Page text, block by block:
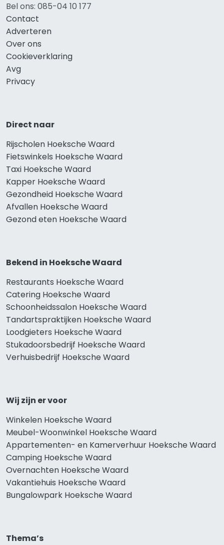
Bel ons: 085-04 10 177
Contact
Adverteren
Over ons
Cookieverklaring
Avg
Privacy
Direct naar
Rijscholen Hoeksche Waard
Fietswinkels Hoeksche Waard
Taxi Hoeksche Waard
Kapper Hoeksche Waard
Gezondheid Hoeksche Waard
Afvallen Hoeksche Waard
Gezond eten Hoeksche Waard
Bekend in Hoeksche Waard
Restaurants Hoeksche Waard
Catering Hoeksche Waard
Schoonheidssalon Hoeksche Waard
Tandartspraktijken Hoeksche Waard
Loodgieters Hoeksche Waard
Stukadoorsbedrijf Hoeksche Waard
Verhuisbedrijf Hoeksche Waard
Wij zijn er voor
Winkelen Hoeksche Waard
Meubel-Woonwinkel Hoeksche Waard
Appartementen- en Kamerverhuur Hoeksche Waard
Camping Hoeksche Waard
Overnachten Hoeksche Waard
Vakantiehuis Hoeksche Waard
Bungalowpark Hoeksche Waard
Thema’s